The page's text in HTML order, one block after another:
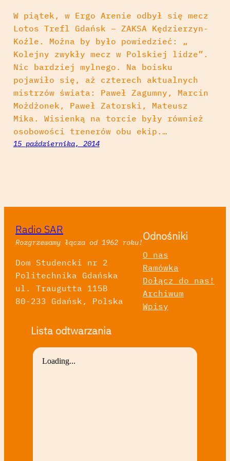
W piątek, w Ergo Arenie odbył się mecz
Lotos Trefl Gdańsk – ZAKSA Kędzierzyn-
Koźle. Można by było powiedzieć: „
Kolejny zwykły mecz w Polskiej lidze”.
Nic bardziej mylnego. Na boisku
pojawiło się, aż czterech aktualnych
mistrzów świata: Paweł Zagumny, Marcin
Możdżonek, Paweł Zatorski, Mateusz
Mika. Wisienką na torcie były również
osobowości trenerów obu ekip.…
15 października, 2014
Radio SAR
Rozgrzewamy łącza od 1962 roku!
Dom Studencki nr 2
Politechnika Gdańska
ul. Traugutta 115B
80-233 Gdańsk, Polska
Odnośniki
O nas
Ramówka
Dołącz do nas!
Archiwum
Wpisy
Lista odtwarzania